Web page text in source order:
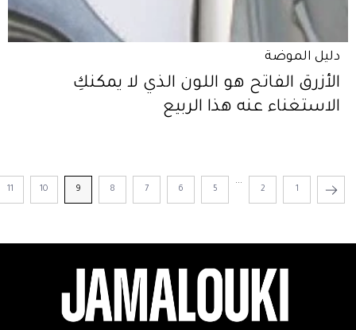
دليل الموضة
الأزرق الفاتح هو اللون الذي لا يمكنكِ
الاستغناء عنه هذا الربيع
1
2
...
5
6
7
8
9
10
11